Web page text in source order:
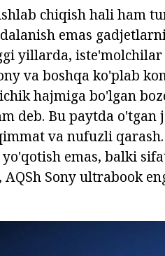
chiqish hali ham
emas
yillarda,
va boshqa ko'plab
hajmiga bo'lgan
deb. Bu paytda
va nufuzli
emas, balki
AQSh Sony ultrabook